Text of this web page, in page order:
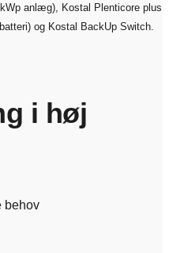
anlæg), Kostal Plenticore plus
og Kostal BackUp Switch.
i høj
behov